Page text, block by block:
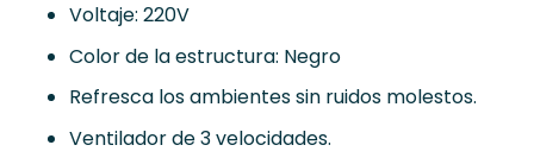
Voltaje: 220V
Color de la estructura: Negro
Refresca los ambientes sin ruidos molestos.
Ventilador de 3 velocidades.